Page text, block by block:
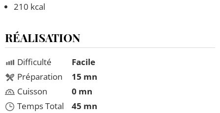
210 kcal
RÉALISATION
Difficulté
Préparation
Cuisson
Temps Total
Facile
15 mn
0 mn
45 mn